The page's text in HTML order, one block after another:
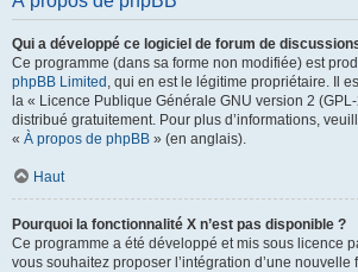
Qui a développé ce logiciel de forum de
Ce programme (dans sa forme non modifiée) est
phpBB Limited , qui en est le légitime propriétaire. Il
la « Licence Publique Générale GNU version 2
distribué gratuitement. Pour plus d’informations,
« À propos de phpBB » (en anglais).
Haut
Pourquoi la fonctionnalité X n’est pas disponible ?
Ce programme a été développé et mis sous licence
vous souhaitez proposer l’intégration d’une